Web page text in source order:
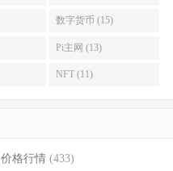
数字货币 (15)
Pi主网 (13)
NFT (11)
价格行情(433)